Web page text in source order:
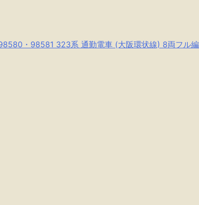
・98581 323系 通勤電車 (大阪環状線) 8両フル編